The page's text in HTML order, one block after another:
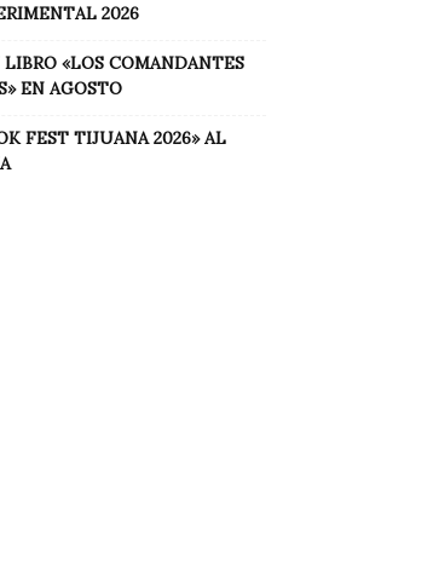
2026
LIBRO «LOS COMANDANTES
EN AGOSTO
FEST TIJUANA 2026» AL